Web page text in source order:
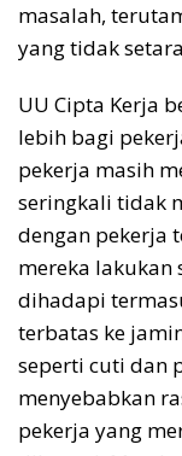
masalah,
yang tidak
UU Cipta Kerja
lebih bagi
pekerja masih
seringkali tidak
dengan pekerja
mereka lakukan
dihadapi
terbatas ke
seperti cuti dan
menyebabkan
pekerja yang